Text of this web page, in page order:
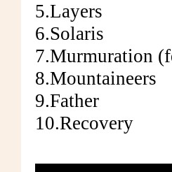
5.Layers
6.Solaris
7.Murmuration
8.Mountaineers
9.Father
10.Recovery